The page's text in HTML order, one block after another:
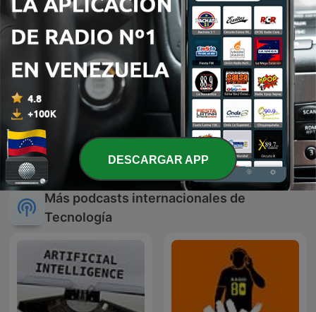
HHK Talks
Más podcasts internacionales de
Tecnología
DESCARGAR APP